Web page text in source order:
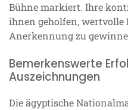
Bühne markiert. Ihre
ihnen geholfen,
Anerkennung zu
Bemerkenswerte
Auszeichnungen
Die ägyptische